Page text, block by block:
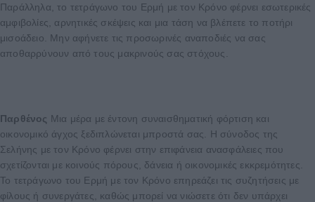
Παράλληλα, το τετράγωνο του Ερμή με τον Κρόνο φέρνει εσωτερικές
αμφιβολίες, αρνητικές σκέψεις και μια τάση να βλέπετε το ποτήρι
μισοάδειο. Μην αφήνετε τις προσωρινές αναποδιές να σας
αποθαρρύνουν από τους μακρινούς σας στόχους.
Παρθένος Μια μέρα με έντονη συναισθηματική φόρτιση και
οικονομικό άγχος ξεδιπλώνεται μπροστά σας. Η σύνοδος της
Σελήνης με τον Κρόνο φέρνει στην επιφάνεια ανασφάλειες που
σχετίζονται με κοινούς πόρους, δάνεια ή οικονομικές εκκρεμότητες.
Το τετράγωνο του Ερμή με τον Κρόνο επηρεάζει τις συζητήσεις με
φίλους ή συνεργάτες, καθώς μπορεί να νιώσετε ότι δεν υπάρχει